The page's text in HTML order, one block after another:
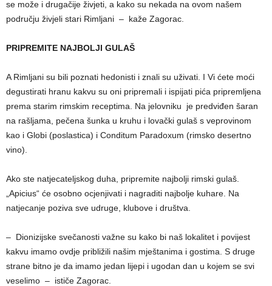
se može i drugačije živjeti, a kako su nekada na ovom našem
području živjeli stari Rimljani – kaže Zagorac.
PRIPREMITE NAJBOLJI GULAŠ
A Rimljani su bili poznati hedonisti i znali su uživati. I Vi ćete moći
degustirati hranu kakvu su oni pripremali i ispijati pića pripremljena
prema starim rimskim receptima. Na jelovniku
je predviđen šaran
na rašljama, pečena šunka u kruhu i lovački gulaš s veprovinom
kao i Globi (poslastica) i Conditum Paradoxum (rimsko desertno
vino).
Ako ste natjecateljskog duha, pripremite najbolji rimski gulaš.
„Apicius“ će osobno ocjenjivati i nagraditi najbolje kuhare. Na
natjecanje poziva sve udruge, klubove i društva.
– Dionizijske svečanosti važne su kako bi naš lokalitet i povijest
kakvu imamo ovdje približili našim mještanima i gostima. S druge
strane bitno je da imamo jedan lijepi i ugodan dan u kojem se svi
veselimo – ističe Zagorac.